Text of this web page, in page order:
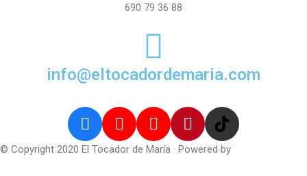
690 79 36 88
info@eltocadordemaria.com
© Copyright 2020 El Tocador de María · Powered by